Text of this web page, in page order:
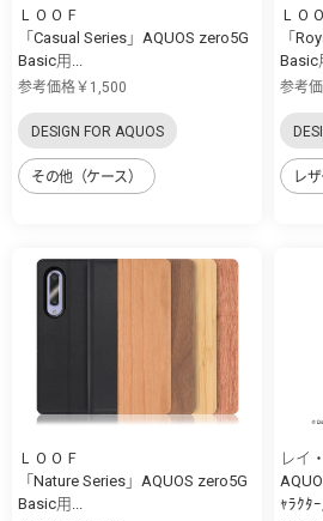
ＬＯＯＦ
「Casual Series」AQUOS zero5G
Basic用...
参考価格￥1,500
DESIGN FOR AQUOS
その他（ケース）
ＬＯ
「
Basic
参考
レ
ＬＯＯＦ
「Nature Series」AQUOS zero5G
Basic用...
レイ
ｬﾗｸﾀ